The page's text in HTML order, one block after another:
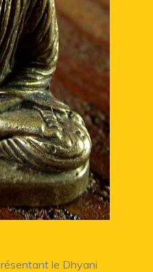
le Dhyani